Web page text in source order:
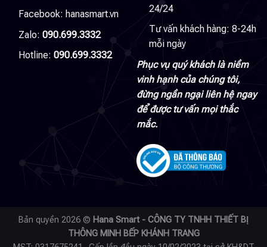
Facebook: hanasmart.vn
Zalo: 090.699.3332
Hotline: 090.699.3332
24/24
Tư vấn khách hàng: 8-24h
mỗi ngày
Phục vụ quý khách là niềm
vinh hạnh của chúng tôi,
đừng ngần ngại liên hệ ngay
để được tư vấn mọi thắc
mắc.
Bản quyền 2026 © Hana Smart - CÔNG TY TNHH THIẾT BỊ
THÔNG MINH BẾP KHÁNH TRANG